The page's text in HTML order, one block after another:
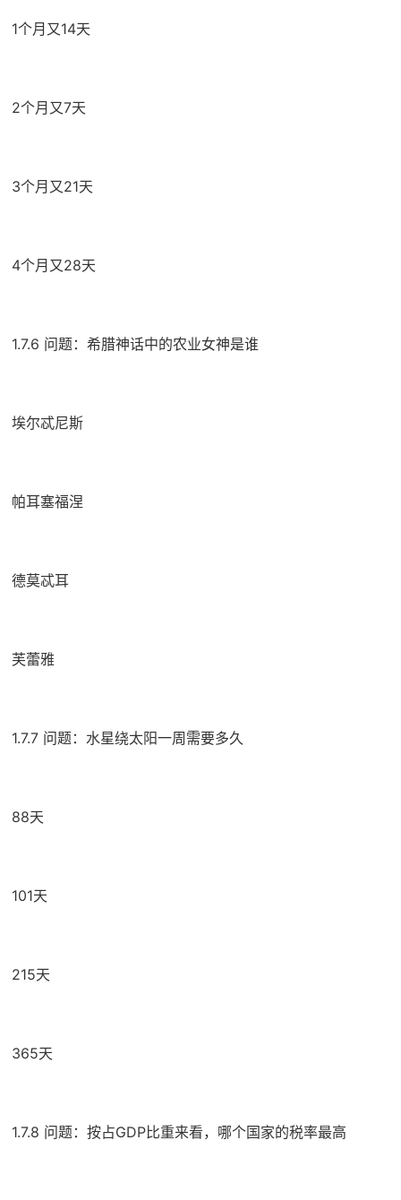
1个月又14天
2个月又7天
3个月又21天
4个月又28天
1.7.6 问题：希腊神话中的农业女神是谁
埃尔忒尼斯
帕耳塞福涅
德莫忒耳
芙蕾雅
1.7.7 问题：水星绕太阳一周需要多久
88天
101天
215天
365天
1.7.8 问题：按占GDP比重来看，哪个国家的税率最高